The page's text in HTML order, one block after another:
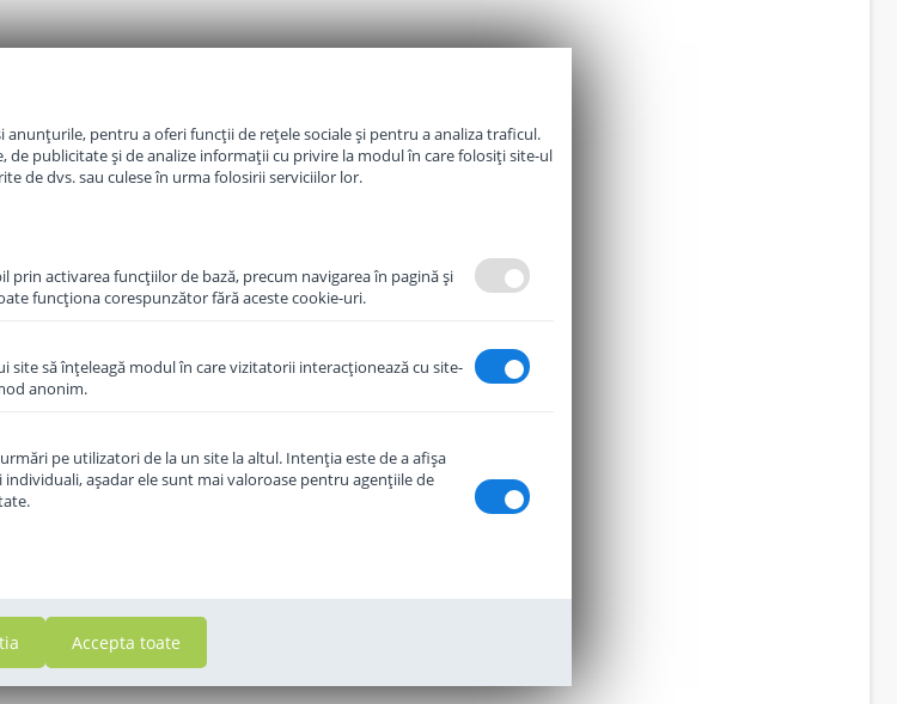
pentru a oferi funcții de rețele sociale și pentru a analiza traficul.
de publicitate și de analize informații cu privire la modul în care folosiți site-ul
de dvs. sau culese în urma folosirii serviciilor lor.
prin activarea funcţiilor de bază, precum navigarea în pagină şi
funcţiona corespunzător fără aceste cookie-uri.
să înţeleagă modul în care vizitatorii interacţionează cu site-
anonim.
pe utilizatori de la un site la altul. Intenţia este de a afişa
aşadar ele sunt mai valoroase pentru agenţiile de
Accepta toate